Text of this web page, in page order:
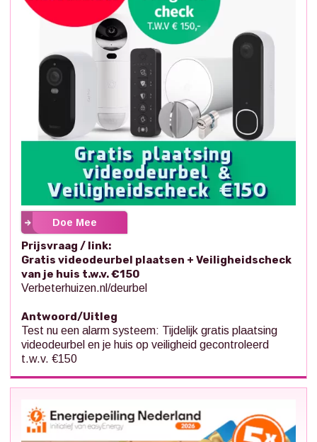
Doe Mee
Prijsvraag / link:
Gratis videodeurbel plaatsen + Veiligheidscheck
van je huis t.w.v. €150
Verbeterhuizen.nl/deurbel
Antwoord/Uitleg
Test nu een alarm systeem: Tijdelijk gratis plaatsing
videodeurbel en je huis op veiligheid gecontroleerd
t.w.v. €150